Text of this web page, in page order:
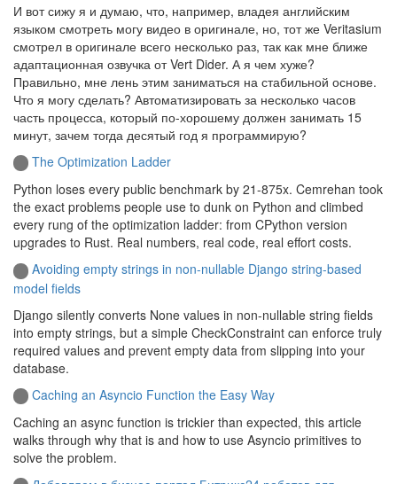
И вот сижу я и думаю, что, например, владея английским
языком смотреть могу видео в оригинале, но, тот же Veritasium
смотрел в оригинале всего несколько раз, так как мне ближе
адаптационная озвучка от Vert Dider. А я чем хуже?
Правильно, мне лень этим заниматься на стабильной основе.
Что я могу сделать? Автоматизировать за несколько часов
часть процесса, который по-хорошему должен занимать 15
минут, зачем тогда десятый год я программирую?
The Optimization Ladder
Python loses every public benchmark by 21-875x. Cemrehan took
the exact problems people use to dunk on Python and climbed
every rung of the optimization ladder: from CPython version
upgrades to Rust. Real numbers, real code, real effort costs.
Avoiding empty strings in non-nullable Django string-based
model fields
Django silently converts None values in non-nullable string fields
into empty strings, but a simple CheckConstraint can enforce truly
required values and prevent empty data from slipping into your
database.
Caching an Asyncio Function the Easy Way
Caching an async function is trickier than expected, this article
walks through why that is and how to use Asyncio primitives to
solve the problem.